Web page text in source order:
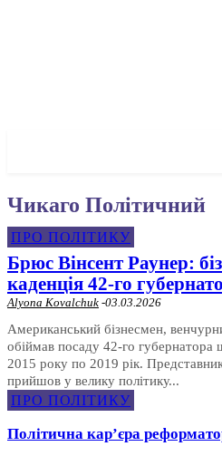
Чикаго Політичний
ПРО ПОЛІТИКУ
Брюс Вінсент Раунер:
каденція 42-го
Alyona Kovalchuk -03.03.2026
Американський бізнесмен,
обіймав посаду 42-го губернатора
2015 року по 2019 рік. Представник
прийшов у велику політику...
ПРО ПОЛІТИКУ
Політична карʼєра